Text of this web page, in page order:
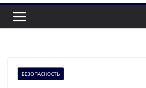
БЕЗОПАСНОСТЬ